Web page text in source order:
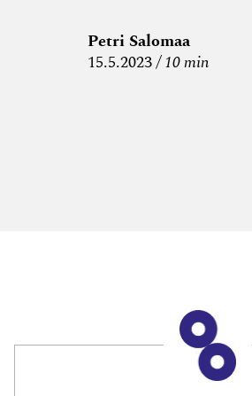
edelleen­
veloitus ja
Petri Salomaa
15.5.2023 10 min